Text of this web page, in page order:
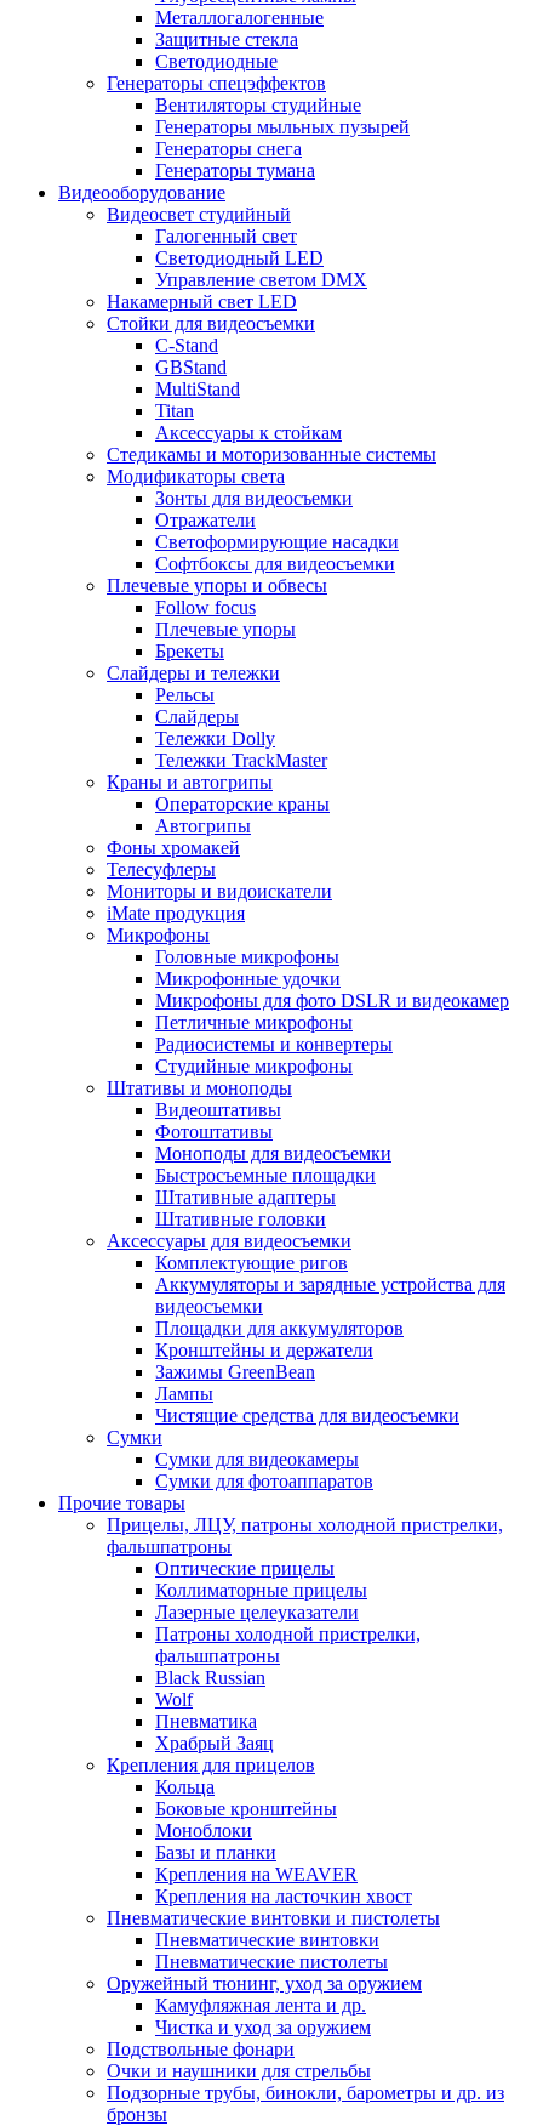
Металлогалогенные
Защитные стекла
Светодиодные
Генераторы спецэффектов
Вентиляторы студийные
Генераторы мыльных пузырей
Генераторы снега
Генераторы тумана
Видеооборудование
Видеосвет студийный
Галогенный свет
Светодиодный LED
Управление светом DMX
Накамерный свет LED
Стойки для видеосъемки
C-Stand
GBStand
MultiStand
Titan
Аксессуары к стойкам
Стедикамы и моторизованные системы
Модификаторы света
Зонты для видеосъемки
Отражатели
Светоформирующие насадки
Софтбоксы для видеосъемки
Плечевые упоры и обвесы
Follow focus
Плечевые упоры
Брекеты
Слайдеры и тележки
Рельсы
Слайдеры
Тележки Dolly
Тележки TrackMaster
Краны и автогрипы
Операторские краны
Автогрипы
Фоны хромакей
Телесуфлеры
Мониторы и видоискатели
iMate продукция
Микрофоны
Головные микрофоны
Микрофонные удочки
Микрофоны для фото DSLR и видеокамер
Петличные микрофоны
Радиосистемы и конвертеры
Студийные микрофоны
Штативы и моноподы
Видеоштативы
Фотоштативы
Моноподы для видеосъемки
Быстросъемные площадки
Штативные адаптеры
Штативные головки
Аксессуары для видеосъемки
Комплектующие ригов
Аккумуляторы и зарядные устройства для
видеосъемки
Площадки для аккумуляторов
Кронштейны и держатели
Зажимы GreenBean
Лампы
Чистящие средства для видеосъемки
Сумки
Сумки для видеокамеры
Сумки для фотоаппаратов
Прочие товары
Прицелы, ЛЦУ, патроны холодной пристрелки,
фальшпатроны
Оптические прицелы
Коллиматорные прицелы
Лазерные целеуказатели
Патроны холодной пристрелки,
фальшпатроны
Black Russian
Wolf
Пневматика
Храбрый Заяц
Крепления для прицелов
Кольца
Боковые кронштейны
Моноблоки
Базы и планки
Крепления на WEAVER
Крепления на ласточкин хвост
Пневматические винтовки и пистолеты
Пневматические винтовки
Пневматические пистолеты
Оружейный тюнинг, уход за оружием
Камуфляжная лента и др.
Чистка и уход за оружием
Подствольные фонари
Очки и наушники для стрельбы
Подзорные трубы, бинокли, барометры и др. из
бронзы